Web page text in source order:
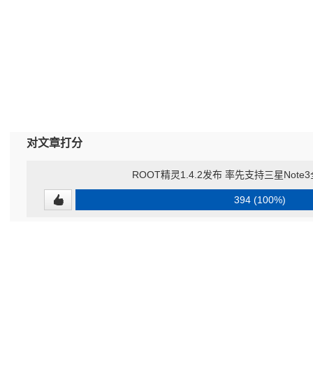
对文章打分
ROOT精灵1.4.2发布 率先支持三星
394 (100%)